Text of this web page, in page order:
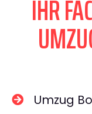
IHR
Umzug